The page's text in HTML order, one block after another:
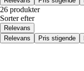
26 produkter
Sorter efter
Relevans
Relevans
Pris stigende